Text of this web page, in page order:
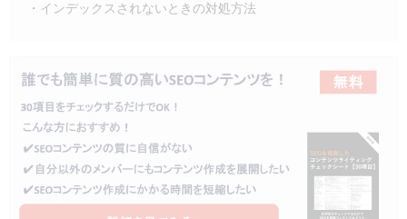
・インデックスされないときの対処方法